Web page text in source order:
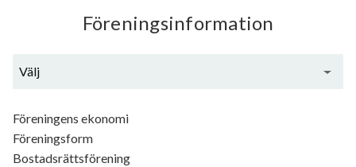
Föreningsinformation
Välj
Föreningens ekonomi
Föreningsform
Bostadsrättsförening